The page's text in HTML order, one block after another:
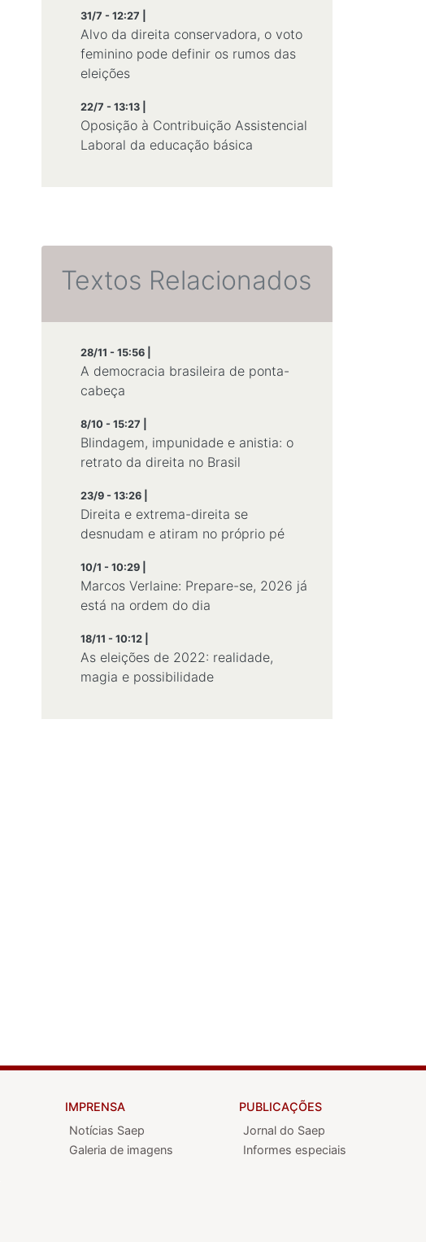
31/7 - 12:27 |
Alvo da direita conservadora, o voto
feminino pode definir os rumos das
eleições
22/7 - 13:13 |
Oposição à Contribuição Assistencial
Laboral da educação básica
Textos Relacionados
28/11 - 15:56 |
A democracia brasileira de ponta-
cabeça
8/10 - 15:27 |
Blindagem, impunidade e anistia: o
retrato da direita no Brasil
23/9 - 13:26 |
Direita e extrema-direita se
desnudam e atiram no próprio pé
10/1 - 10:29 |
Marcos Verlaine: Prepare-se, 2026 já
está na ordem do dia
18/11 - 10:12 |
As eleições de 2022: realidade,
magia e possibilidade
IMPRENSA
Notícias Saep
Galeria de imagens
PUBLICAÇÕES
Jornal do Saep
Informes especiais